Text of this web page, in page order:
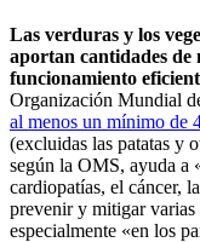
Las verduras y los
aportan cantidades de
funcionamiento
Organización Mundial
al menos un mínimo de
(excluidas las patatas y
según la OMS, ayuda a
cardiopatías, el cáncer,
prevenir y mitigar varias
especialmente «en los